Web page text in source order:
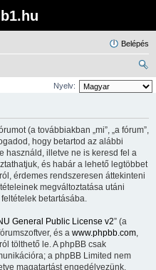
Belépés
ere
s
Nyelv:
(a továbbiakban „mi”, „a fórum”,
hogy betartod az alábbi
használd, illetve ne is keresd fel a
és habár a lehető legtöbbet
érdemes rendszeresen áttekinteni
megváltoztatása utáni
betartásába.
General Public License v2” (a
és a www.phpbb.com,
tölthető le. A phpBB csak
a phpBB Limited nem
magatartást engedélyezünk.